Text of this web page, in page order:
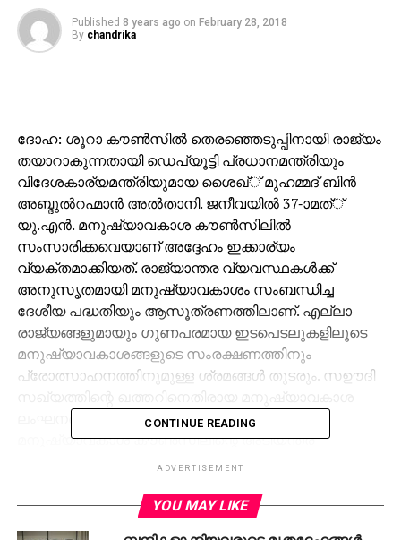
Published 8 years ago on February 28, 2018
By chandrika
ദോഹ: ശൂറാ കൗണ്‍സില്‍ തെരഞ്ഞെടുപ്പിനായി രാജ്യം
തയാറാകുന്നതായി ഡെപ്യൂട്ടി പ്രധാനമന്ത്രിയും
വിദേശകാര്യമന്ത്രിയുമായ ശൈഖ്് മുഹമ്മദ് ബിന്‍
അബ്ദുല്‍റഹ്മാന്‍ അല്‍താനി. ജനീവയില്‍ 37-ാമത്്
യു.എന്‍. മനുഷ്യാവകാശ കൗണ്‍സിലില്‍
സംസാരിക്കവെയാണ് അദ്ദേഹം ഇക്കാര്യം
വ്യക്തമാക്കിയത്. രാജ്യാന്തര വ്യവസ്ഥകള്‍ക്ക്
അനുസൃതമായി മനുഷ്യാവകാശം സംബന്ധിച്ച
ദേശീയ പദ്ധതിയും ആസൂത്രണത്തിലാണ്. എല്ലാ
രാജ്യങ്ങളുമായും ഗുണപരമായ ഇടപെടലുകളിലൂടെ
മനുഷ്യാവകാശങ്ങളുടെ സംരക്ഷണത്തിനും
പ്രോത്സാഹനത്തിനുമുള്ള ശ്രമങ്ങള്‍ തുടരും. സഊദി
ലംഘനങ്ങള്‍ അവസാനിപ്പിക്കാന്‍ യു.എന്‍.
മനുഷ്യാവകാശ കൗണ്‍സിലിന്റെ അടിയന്തര
ഇടപെടലുണ്ടാകണമെന്നും അദ്ദേഹം ആവശ്യപ്പെട്ടു.
ഉപരോധം അവസാനിപ്പിക്കാന്‍ കൗണ്‍സില്‍
CONTINUE READING
ADVERTISEMENT
YOU MAY LIKE